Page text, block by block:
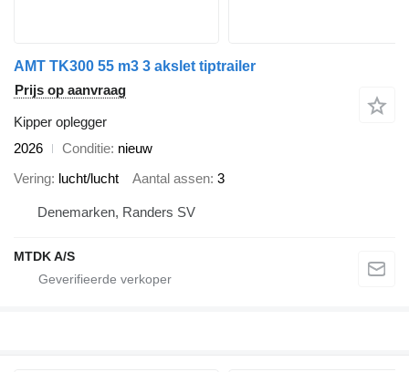
AMT TK300 55 m3 3 akslet tiptrailer
Prijs op aanvraag
Kipper oplegger
2026
Conditie nieuw
Vering lucht/lucht Aantal assen 3
Denemarken, Randers SV
MTDK A/S